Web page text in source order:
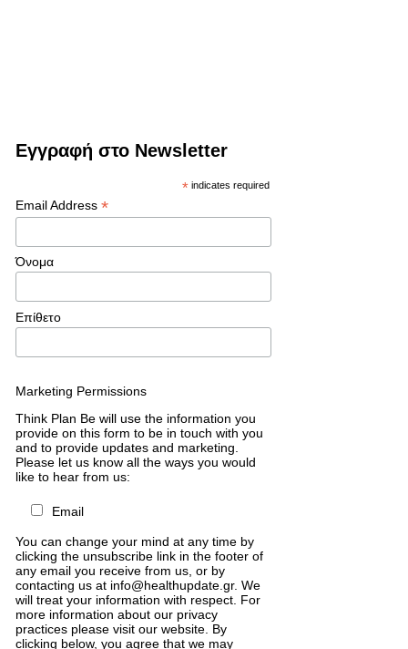
Εγγραφή στο Newsletter
* indicates required
Email Address *
Όνομα
Επίθετο
Marketing Permissions
Think Plan Be will use the information you
provide on this form to be in touch with you
and to provide updates and marketing.
Please let us know all the ways you would
like to hear from us:
Email
You can change your mind at any time by
clicking the unsubscribe link in the footer of
any email you receive from us, or by
contacting us at info@healthupdate.gr. We
will treat your information with respect. For
more information about our privacy
practices please visit our website. By
clicking below, you agree that we may